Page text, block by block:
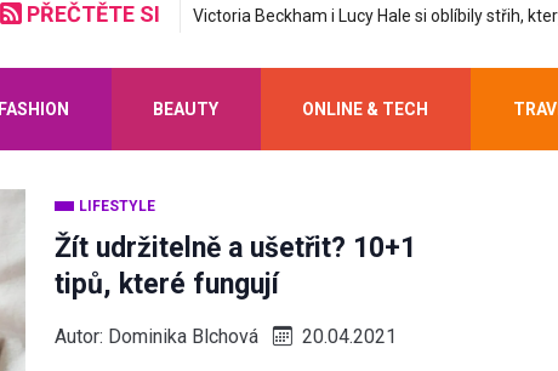
PŘEČTĚTE SI Mastná nerovná se hydratovaná: Korejská
FASHION BEAUTY ONLINE & TECH
LIFESTYLE
Žít udržitelně a ušetřit? 10+1
tipů, které fungují
Autor: Dominika Blchová 20.04.2021